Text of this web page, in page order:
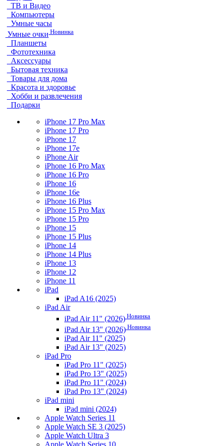
ТВ и Видео
Компьютеры
Умные часы
Умные очки Новинка
Планшеты
Фототехника
Аксессуары
Бытовая техника
Товары для дома
Красота и здоровье
Хобби и развлечения
Подарки
iPhone 17 Pro Max
iPhone 17 Pro
iPhone 17
iPhone 17e
iPhone Air
iPhone 16 Pro Max
iPhone 16 Pro
iPhone 16
iPhone 16e
iPhone 16 Plus
iPhone 15 Pro Max
iPhone 15 Pro
iPhone 15
iPhone 15 Plus
iPhone 14
iPhone 14 Plus
iPhone 13
iPhone 12
iPhone 11
iPad
iPad A16 (2025)
iPad Air
iPad Air 11" (2026) Новинка
iPad Air 13" (2026) Новинка
iPad Air 11" (2025)
iPad Air 13" (2025)
iPad Pro
iPad Pro 11" (2025)
iPad Pro 13" (2025)
iPad Pro 11" (2024)
iPad Pro 13" (2024)
iPad mini
iPad mini (2024)
Apple Watch Series 11
Apple Watch SE 3 (2025)
Apple Watch Ultra 3
Apple Watch Series 10